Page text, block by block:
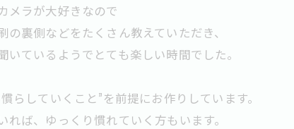
メラが大好きなので
の裏側などをたくさん教えていただき、
いているようでとても楽しい時間でした。
らしていくこと”を前提にお作りしています。
れば、ゆっくり慣れていく方もいます。